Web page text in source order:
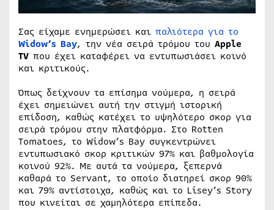
Σας είχαμε ενημερώσει και παλιότερα για το
Widow’s Bay, την νέα σειρά τρόμου του Apple
TV που έχει καταφέρει να εντυπωσιάσει κοινό
και κριτικούς.
Όπως δείχνουν τα επίσημα νούμερα, η σειρά
έχει σημειώνει αυτή την στιγμή ιστορική
επίδοση, καθώς κατέχει το υψηλότερο σκορ για
σειρά τρόμου στην πλατφόρμα. Στο Rotten
Tomatoes, το Widow’s Bay συγκεντρώνει
εντυπωσιακό σκορ κριτικών 97% και βαθμολογία
κοινού 92%. Με αυτά τα νούμερα, ξεπερνά
καθαρά το Servant, το οποίο διατηρεί σκορ 90%
και 79% αντίστοιχα, καθώς και το Lisey’s Story
που κινείται σε χαμηλότερα επίπεδα.